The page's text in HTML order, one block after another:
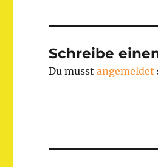
Schreibe
Du musstangemeldet